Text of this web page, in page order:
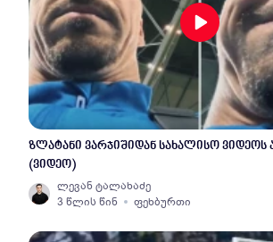
ზლატანი ვარჯიშიდან სახალისო ვიდეოს
(ვიდეო)
ლევან ტალახაძე
3 წლის წინ
ფეხბურთი